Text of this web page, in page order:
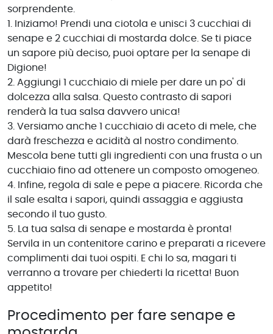
sorprendente.
1. Iniziamo! Prendi una ciotola e unisci 3 cucchiai di
senape e 2 cucchiai di mostarda dolce. Se ti piace
un sapore più deciso, puoi optare per la senape di
Digione!
2. Aggiungi 1 cucchiaio di miele per dare un po' di
dolcezza alla salsa. Questo contrasto di sapori
renderà la tua salsa davvero unica!
3. Versiamo anche 1 cucchiaio di aceto di mele, che
darà freschezza e acidità al nostro condimento.
Mescola bene tutti gli ingredienti con una frusta o un
cucchiaio fino ad ottenere un composto omogeneo.
4. Infine, regola di sale e pepe a piacere. Ricorda che
il sale esalta i sapori, quindi assaggia e aggiusta
secondo il tuo gusto.
5. La tua salsa di senape e mostarda è pronta!
Servila in un contenitore carino e preparati a ricevere
complimenti dai tuoi ospiti. E chi lo sa, magari ti
verranno a trovare per chiederti la ricetta! Buon
appetito!
Procedimento per fare senape e